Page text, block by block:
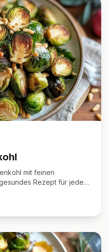
mit feinen
Rezept für jeden